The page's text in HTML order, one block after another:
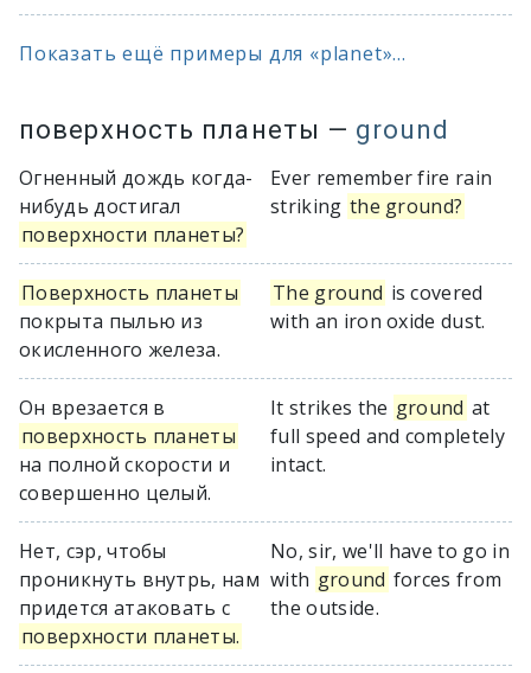
Показать ещё примеры для «planet»...
поверхность планеты — ground
Огненный дождь когда-
нибудь достигал
поверхности планеты?
Ever remember fire rain
striking the ground?
Поверхность планеты
покрыта пылью из
окисленного железа.
The ground is covered
with an iron oxide dust.
Он врезается в
поверхность планеты
на полной скорости и
совершенно целый.
It strikes the ground at
full speed and completely
intact.
Нет, сэр, чтобы
проникнуть внутрь, нам
придется атаковать с
поверхности планеты.
No, sir, we'll have to go in
with ground forces from
the outside.